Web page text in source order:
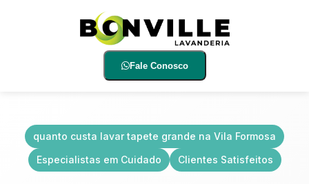
Fale Conosco
quanto custa lavar tapete grande na Vila Formosa
Especialistas em Cuidado
Clientes Satisfeitos